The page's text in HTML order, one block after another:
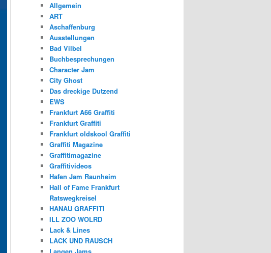
Allgemein
ART
Aschaffenburg
Ausstellungen
Bad Vilbel
Buchbesprechungen
Character Jam
City Ghost
Das dreckige Dutzend
EWS
Frankfurt A66 Graffiti
Frankfurt Graffiti
Frankfurt oldskool Graffiti
Graffiti Magazine
Graffitimagazine
Graffitivideos
Hafen Jam Raunheim
Hall of Fame Frankfurt
Ratswegkreisel
HANAU GRAFFITI
ILL ZOO WOLRD
Lack & Lines
LACK UND RAUSCH